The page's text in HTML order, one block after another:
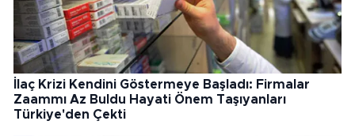
İlaç Krizi Kendini Göstermeye Başladı: Firmalar
Zaammı Az Buldu Hayati Önem Taşıyanları
Türkiye'den Çekti